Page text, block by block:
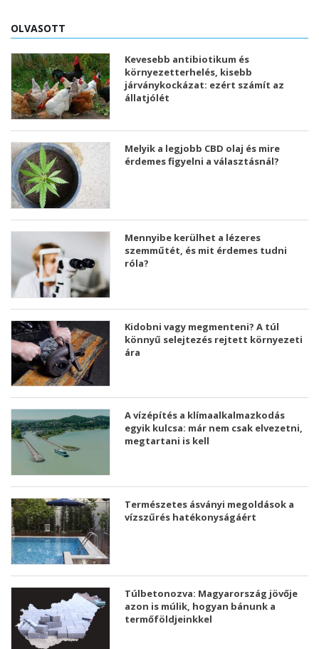
OLVASOTT
Kevesebb antibiotikum és
környezetterhelés, kisebb
járványkockázat: ezért számít az
állatjólét
Melyik a legjobb CBD olaj és mire
érdemes figyelni a választásnál?
Mennyibe kerülhet a lézeres
szemműtét, és mit érdemes tudni
róla?
Kidobni vagy megmenteni? A túl
könnyű selejtezés rejtett környezeti
ára
A vízépítés a klímaalkalmazkodás
egyik kulcsa: már nem csak elvezetni,
megtartani is kell
Természetes ásványi megoldások a
vízszűrés hatékonyságáért
Túlbetonozva: Magyarország jövője
azon is múlik, hogyan bánunk a
termőföldjeinkkel